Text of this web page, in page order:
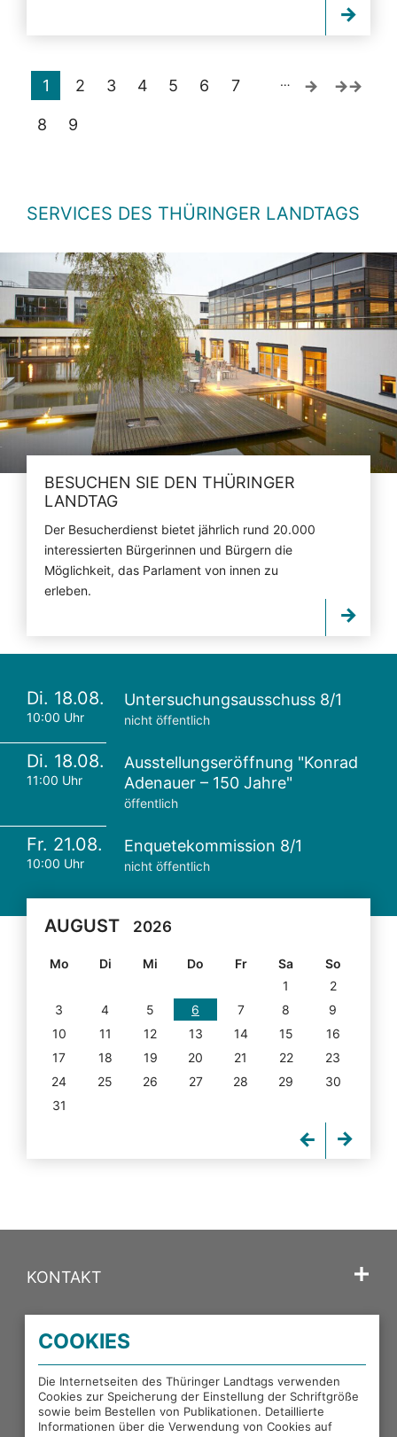
1 2 3 4 5 6 7
8 9
…
SERVICES DES THÜRINGER LANDTAGS
BESUCHEN SIE DEN THÜRINGER
LANDTAG
Der Besucherdienst bietet jährlich rund 20.000
interessierten Bürgerinnen und Bürgern die
Möglichkeit, das Parlament von innen zu
erleben.
Di. 18.08.
10:00 Uhr
Untersuchungsausschuss 8/1
nicht öffentlich
Di. 18.08.
11:00 Uhr
Ausstellungseröffnung "Konrad
Adenauer – 150 Jahre"
öffentlich
Fr. 21.08.
10:00 Uhr
Enquetekommission 8/1
nicht öffentlich
AUGUST 2026
Mo Di Mi Do Fr Sa
So
1
2
3
4 5 6 7 8
9
10
11 12 13 14 15
16
17
18 19 20 21 22
23
24
25 26 27 28 29
30
31
KONTAKT
PORTALE DES THÜRINGER LANDTAGS
EXTERNE LINKS
COOKIES
Die Internetseiten des Thüringer Landtags verwenden
Cookies zur Speicherung der Einstellung der Schriftgröße
sowie beim Bestellen von Publikationen. Detaillierte
Informationen über die Verwendung von Cookies auf